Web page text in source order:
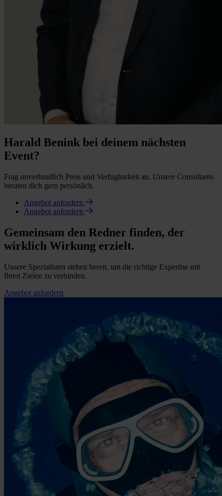
Harald Benink bei deinem nächsten
Event?
Frag unverbindlich Preis und Verfügbarkeit an. Unsere Consultants
beraten dich gern persönlich.
Angebot anfordern
Angebot anfordern
Gemeinsam den Redner finden, der
wirklich Wirkung erzielt.
Unsere Spezialisten stehen bereit, um die richtige Expertise mit
Ihren Zielen zu verbinden.
Angebot anfordern